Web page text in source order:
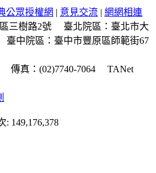
公眾授權網 | 意見交流 | 網網相連
三樹路2號
臺北院區：臺北市大
臺中院區：臺中市豐原區師範街67
傳真：(02)7740-7064
TANet
: 149,176,378